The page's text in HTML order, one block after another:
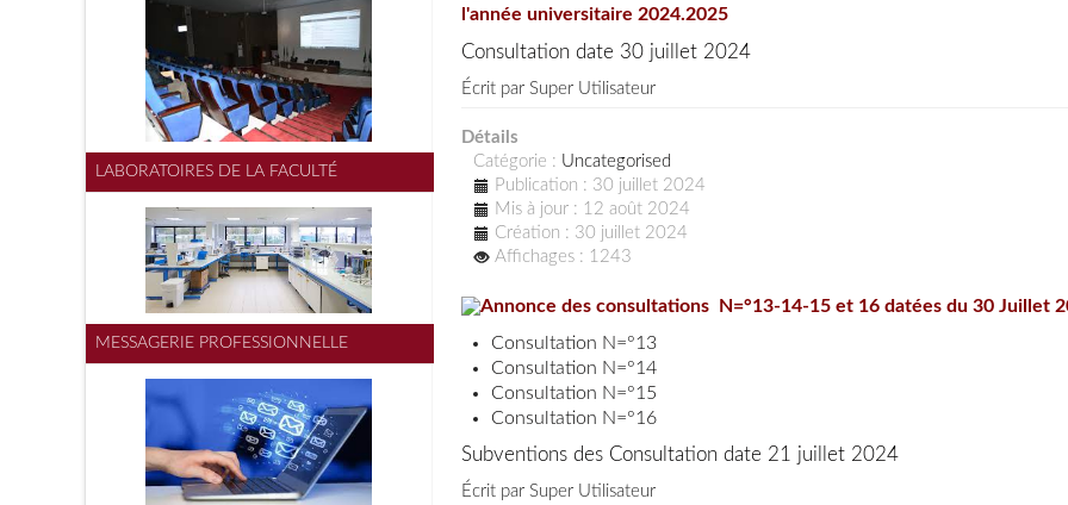
LABORATOIRES DE LA FACULTÉ
MESSAGERIE PROFESSIONNELLE
l'année universitaire 2024.2025
Consultation date 30 juillet 2024
Écrit par Super Utilisateur
Détails
Catégorie : Uncategorised
Publication : 30 juillet 2024
Mis à jour : 12 août 2024
Création : 30 juillet 2024
Affichages : 1243
Annonce des consultations N=°13-14-15 et 16 datées du 30 Juillet
Consultation N=°13
Consultation N=°14
Consultation N=°15
Consultation N=°16
Subventions des Consultation date 21 juillet 2024
Écrit par Super Utilisateur